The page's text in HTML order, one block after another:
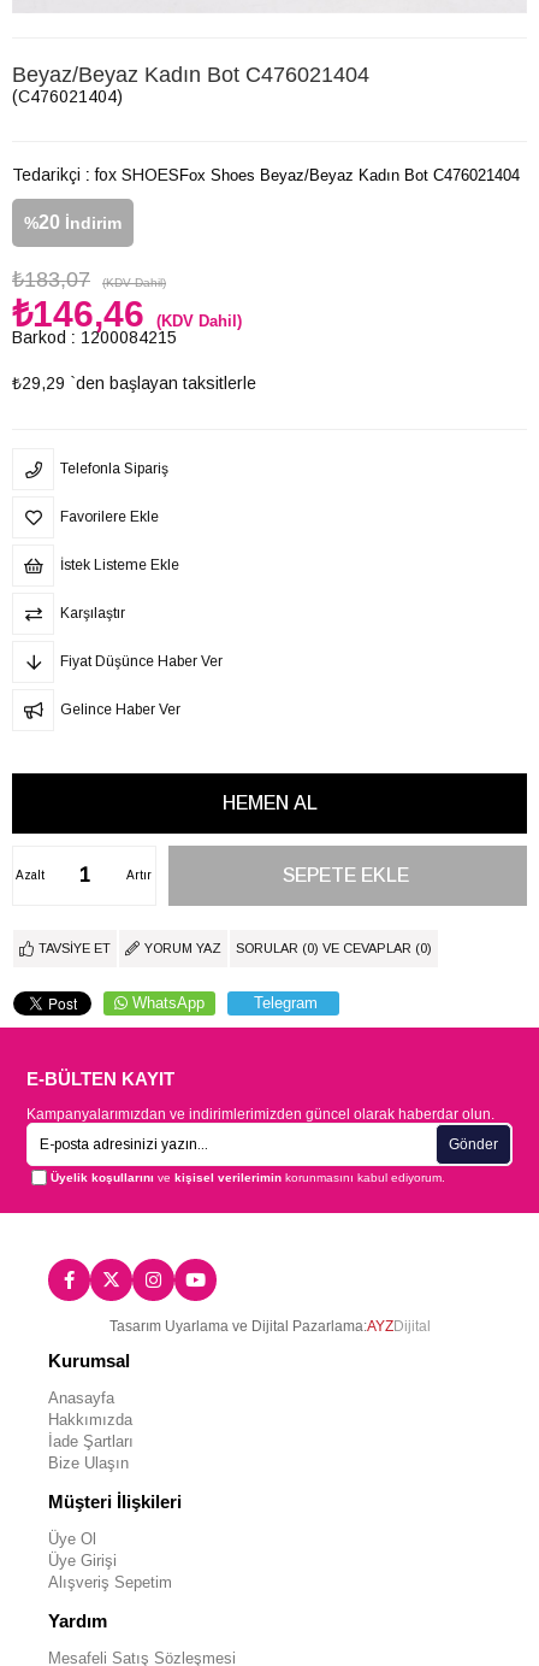
Beyaz/Beyaz Kadın Bot C476021404
(C476021404)
Tedarikçi : fox SHOES
%20 İndirim
₺183,07 (KDV Dahil)
₺146,46 (KDV Dahil)
Barkod : 1200084215
₺29,29 `den başlayan taksitlerle
Fox Shoes Beyaz/Beyaz Kadın Bot C476021404
Telefonla Sipariş
Favorilere Ekle
İstek Listeme Ekle
Karşılaştır
Fiyat Düşünce Haber Ver
Gelince Haber Ver
Artır
Azalt
TAVSIYE ET YORUM YAZ SORULAR (0) VE CEVAPLAR (0)
WhatsApp Telegram
E-BÜLTEN KAYIT
Kampanyalarımızdan ve indirimlerimizden güncel olarak haberdar olun.
Gönder
Üyelik koşullarını vekişisel verilerimin korunmasını kabul ediyorum.
Tasarım Uyarlama ve Dijital Pazarlama:AYZDijital
Kurumsal
Anasayfa
Hakkımızda
İade Şartları
Bize Ulaşın
Müşteri İlişkileri
Üye Ol
Üye Girişi
Alışveriş Sepetim
Yardım
Mesafeli Satış Sözleşmesi